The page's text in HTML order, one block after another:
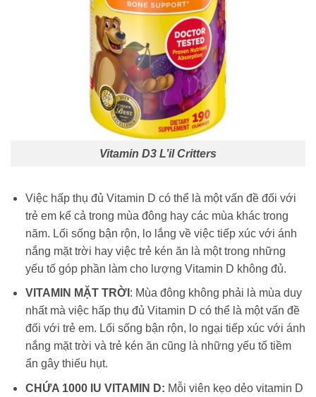
Vitamin D3 L’il Critters
Việc hấp thụ đủ Vitamin D có thể là một vấn đề đối với
trẻ em kể cả trong mùa đông hay các mùa khác trong
năm. Lối sống bận rộn, lo lắng về việc tiếp xúc với ánh
nắng mặt trời hay việc trẻ kén ăn là một trong những
yếu tố góp phần làm cho lượng Vitamin D không đủ.
VITAMIN MẶT TRỜI : Mùa đông không phải là mùa duy
nhất mà việc hấp thụ đủ Vitamin D có thể là một vấn đề
đối với trẻ em. Lối sống bận rộn, lo ngại tiếp xúc với ánh
nắng mặt trời và trẻ kén ăn cũng là những yếu tố tiềm
ẩn gây thiếu hụt.
CHỨA 1000 IU VITAMIN D: Mỗi viên kẹo dẻo vitamin D